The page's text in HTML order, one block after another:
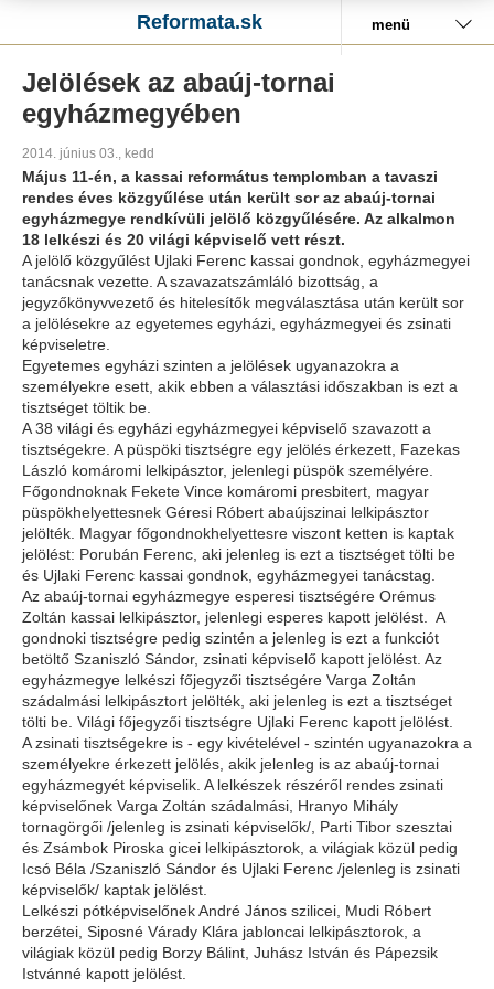
Reformata.sk menü
Jelölések az abaúj-tornai
egyházmegyében
2014. június 03., kedd
Május 11-én, a kassai református templomban a tavaszi
rendes éves közgyűlése után került sor az abaúj-tornai
egyházmegye rendkívüli jelölő közgyűlésére. Az alkalmon
18 lelkészi és 20 világi képviselő vett részt.
A jelölő közgyűlést Ujlaki Ferenc kassai gondnok, egyházmegyei
tanácsnak vezette. A szavazatszámláló bizottság, a
jegyzőkönyvvezető és hitelesítők megválasztása után került sor
a jelölésekre az egyetemes egyházi, egyházmegyei és zsinati
képviseletre.
Egyetemes egyházi szinten a jelölések ugyanazokra a
személyekre esett, akik ebben a választási időszakban is ezt a
tisztséget töltik be.
A 38 világi és egyházi egyházmegyei képviselő szavazott a
tisztségekre. A püspöki tisztségre egy jelölés érkezett, Fazekas
László komáromi lelkipásztor, jelenlegi püspök személyére.
Főgondnoknak Fekete Vince komáromi presbitert, magyar
püspökhelyettesnek Géresi Róbert abaújszinai lelkipásztor
jelölték. Magyar főgondnokhelyettesre viszont ketten is kaptak
jelölést: Porubán Ferenc, aki jelenleg is ezt a tisztséget tölti be
és Ujlaki Ferenc kassai gondnok, egyházmegyei tanácstag.
Az abaúj-tornai egyházmegye esperesi tisztségére Orémus
Zoltán kassai lelkipásztor, jelenlegi esperes kapott jelölést. A
gondnoki tisztségre pedig szintén a jelenleg is ezt a funkciót
betöltő Szaniszló Sándor, zsinati képviselő kapott jelölést. Az
egyházmegye lelkészi főjegyzői tisztségére Varga Zoltán
szádalmási lelkipásztort jelölték, aki jelenleg is ezt a tisztséget
tölti be. Világi főjegyzői tisztségre Ujlaki Ferenc kapott jelölést.
A zsinati tisztségekre is - egy kivételével - szintén ugyanazokra a
személyekre érkezett jelölés, akik jelenleg is az abaúj-tornai
egyházmegyét képviselik. A lelkészek részéről rendes zsinati
képviselőnek Varga Zoltán szádalmási, Hranyo Mihály
tornagörgői /jelenleg is zsinati képviselők/, Parti Tibor szesztai
és Zsámbok Piroska gicei lelkipásztorok, a világiak közül pedig
Icsó Béla /Szaniszló Sándor és Ujlaki Ferenc /jelenleg is zsinati
képviselők/ kaptak jelölést.
Lelkészi pótképviselőnek André János szilicei, Mudi Róbert
berzétei, Siposné Várady Klára jabloncai lelkipásztorok, a
világiak közül pedig Borzy Bálint, Juhász István és Pápezsik
Istvánné kapott jelölést.